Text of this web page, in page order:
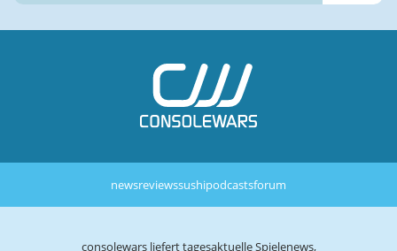
newsreviewssushipodcastsforum
consolewars liefert tagesaktuelle Spielenews,